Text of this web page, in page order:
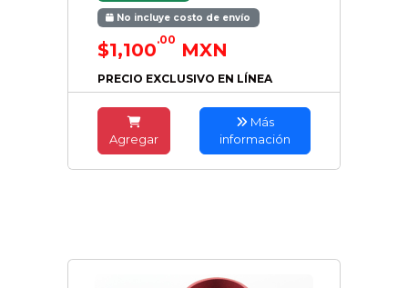
No incluye costo de envío
$1,100.00 MXN
PRECIO EXCLUSIVO EN LÍNEA
Agregar
Más
información